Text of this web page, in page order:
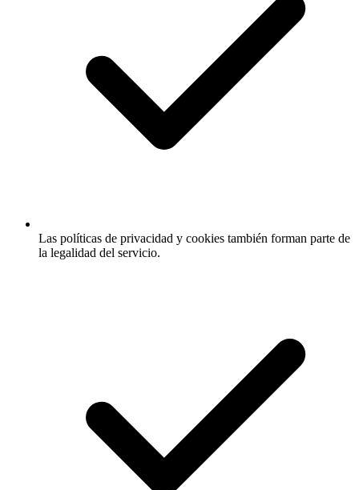
Las políticas de privacidad y cookies también forman parte de
la legalidad del servicio.